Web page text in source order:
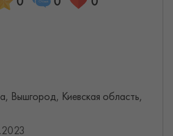
Вышгород, Киевская область,